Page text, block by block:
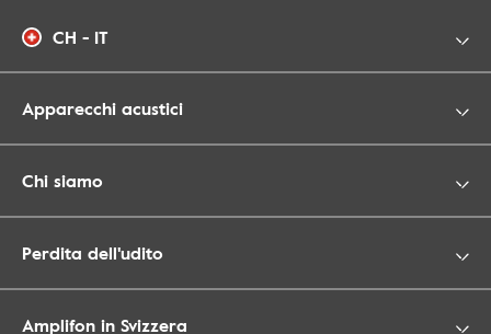
CH - IT
Apparecchi acustici
Chi siamo
Perdita dell'udito
Amplifon in Svizzera